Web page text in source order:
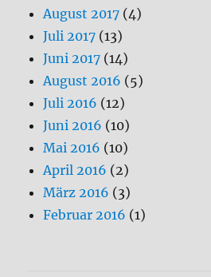
August 2017 (4)
Juli 2017 (13)
Juni 2017 (14)
August 2016 (5)
Juli 2016 (12)
Juni 2016 (10)
Mai 2016 (10)
April 2016 (2)
März 2016 (3)
Februar 2016 (1)